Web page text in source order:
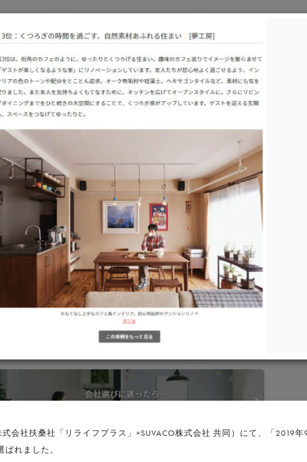
会社扶桑社「リライフプラス」×SUVACO株式会社 共同）にて、「2019
れました。